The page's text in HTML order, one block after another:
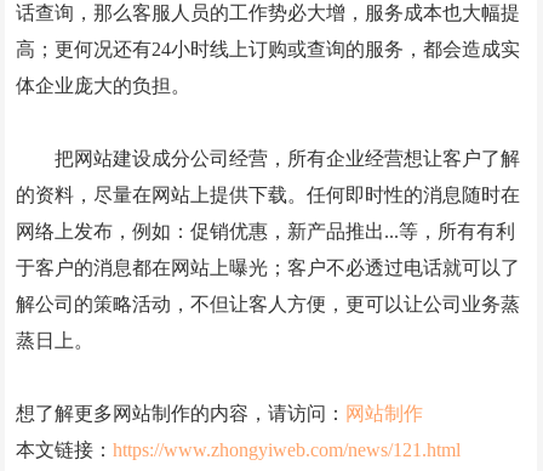
话查询，那么客服人员的工作势必大增，服务成本也大幅提
高；更何况还有24小时线上订购或查询的服务，都会造成实
体企业庞大的负担。
把网站建设成分公司经营，所有企业经营想让客户了解
的资料，尽量在网站上提供下载。任何即时性的消息随时在
网络上发布，例如：促销优惠，新产品推出...等，所有有利
于客户的消息都在网站上曝光；客户不必透过电话就可以了
解公司的策略活动，不但让客人方便，更可以让公司业务蒸
蒸日上。
想了解更多网站制作的内容，请访问： 网站制作
本文链接：https://www.zhongyiweb.com/news/121.html